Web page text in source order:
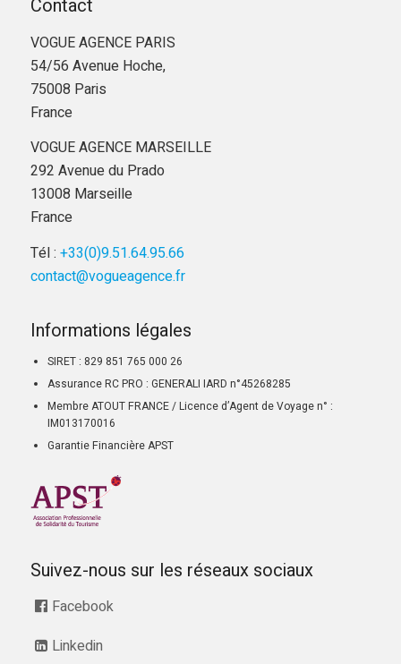
Contact
VOGUE AGENCE PARIS
54/56 Avenue Hoche,
75008 Paris
France
VOGUE AGENCE MARSEILLE
292 Avenue du Prado
13008 Marseille
France
Tél : +33(0)9.51.64.95.66
contact@vogueagence.fr
Informations légales
SIRET : 829 851 765 000 26
Assurance RC PRO : GENERALI IARD n°45268285
Membre ATOUT FRANCE / Licence d’Agent de Voyage n° :
IM013170016
Garantie Financière APST
Suivez-nous sur les réseaux sociaux
Facebook
Linkedin